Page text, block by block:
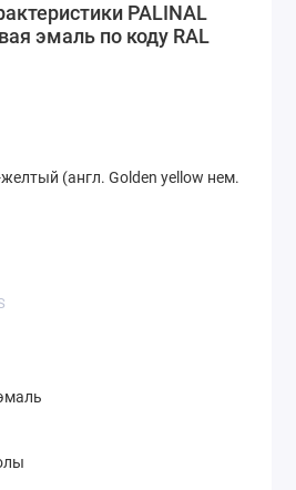
PALINAL
эмаль по коду RAL
(англ. Golden yellow нем.